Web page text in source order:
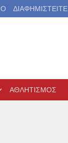
ΔΙΑΦΗΜΙΣΤΕΙΤΕ
ΑΘΛΗΤΙΣΜΟΣ